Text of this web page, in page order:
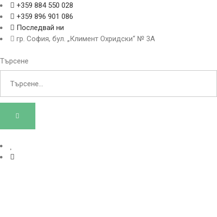
+359 884 550 028
+359 896 901 086
Последвай ни
гр. София, бул. „Климент Охридски“ № 3A
Търсене